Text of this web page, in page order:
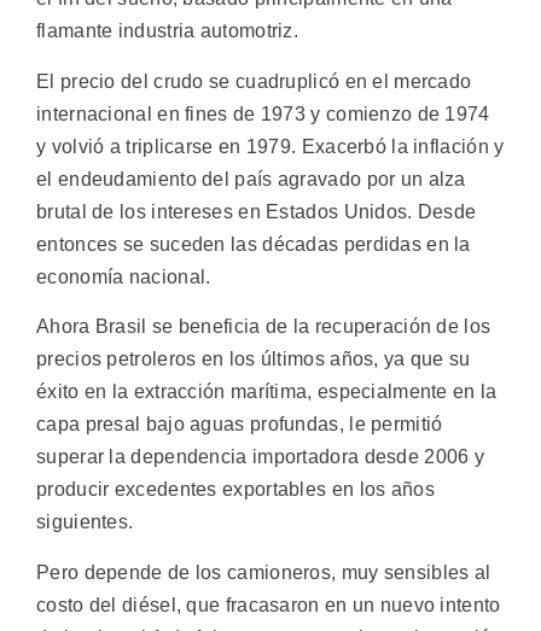
flamante industria automotriz.
El precio del crudo se cuadruplicó en el mercado
internacional en fines de 1973 y comienzo de 1974
y volvió a triplicarse en 1979. Exacerbó la inflación y
el endeudamiento del país agravado por un alza
brutal de los intereses en Estados Unidos. Desde
entonces se suceden las décadas perdidas en la
economía nacional.
Ahora Brasil se beneficia de la recuperación de los
precios petroleros en los últimos años, ya que su
éxito en la extracción marítima, especialmente en la
capa presal bajo aguas profundas, le permitió
superar la dependencia importadora desde 2006 y
producir excedentes exportables en los años
siguientes.
Pero depende de los camioneros, muy sensibles al
costo del diésel, que fracasaron en un nuevo intento